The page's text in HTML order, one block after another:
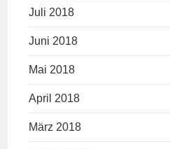
Juli 2018
Juni 2018
Mai 2018
April 2018
März 2018